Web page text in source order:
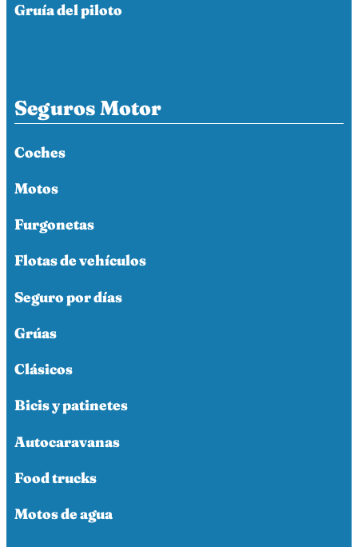
Gruía del piloto
Seguros Motor
Coches
Motos
Furgonetas
Flotas de vehículos
Seguro por días
Grúas
Clásicos
Bicis y patinetes
Autocaravanas
Food trucks
Motos de agua